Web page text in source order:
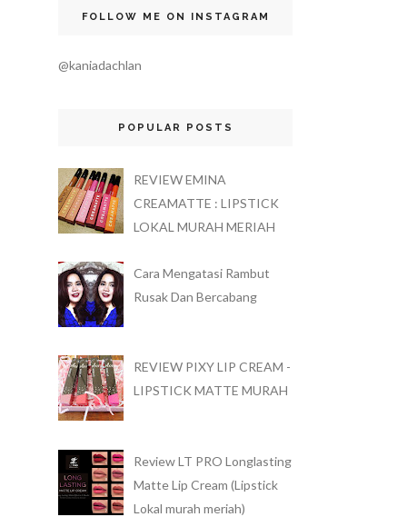
FOLLOW ME ON INSTAGRAM
@kaniadachlan
POPULAR POSTS
REVIEW EMINA
CREAMATTE : LIPSTICK
LOKAL MURAH MERIAH
Cara Mengatasi Rambut
Rusak Dan Bercabang
REVIEW PIXY LIP CREAM -
LIPSTICK MATTE MURAH
Review LT PRO Longlasting
Matte Lip Cream (Lipstick
Lokal murah meriah)